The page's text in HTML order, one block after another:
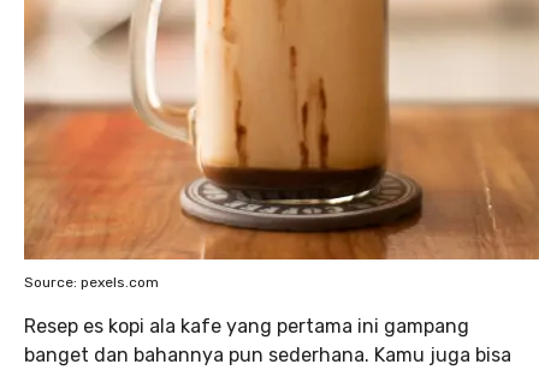
Source: pexels.com
Resep es kopi ala kafe yang pertama ini gampang
banget dan bahannya pun sederhana. Kamu juga bisa